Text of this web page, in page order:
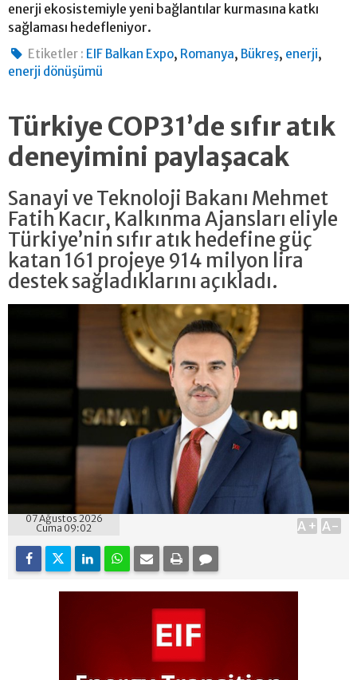
enerji ekosistemiyle yeni bağlantılar kurmasına katkı
sağlaması hedefleniyor.
Etiketler : EIF Balkan Expo, Romanya, Bükreş, enerji,
enerji dönüşümü
Türkiye COP31’de sıfır atık
deneyimini paylaşacak
Sanayi ve Teknoloji Bakanı Mehmet
Fatih Kacır, Kalkınma Ajansları eliyle
Türkiye’nin sıfır atık hedefine güç
katan 161 projeye 914 milyon lira
destek sağladıklarını açıkladı.
07 Ağustos 2026
Cuma 09:02
A+ A-